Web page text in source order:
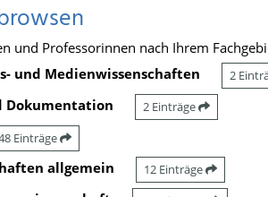
und Professorinnen nach Ihrem
und Medienwissenschaften
2
Dokumentation 2 Einträge
Einträge
allgemein 12 Einträge